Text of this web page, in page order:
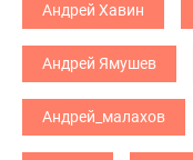
Андрей Хавин
Андрей Ямушев
Андрей_малахов